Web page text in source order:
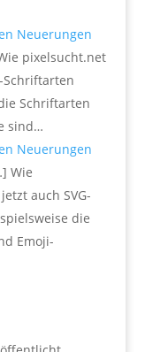
Neuerungen
pixelsucht.net
Schriftarten
Schriftarten
sind…
Neuerungen
Wie
auch SVG-
die
Emoji-